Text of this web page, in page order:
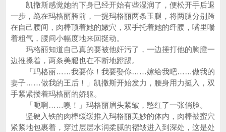
凯撒斯感觉她的下身已经开始有些湿润了，便松开手后退
一步，跪在玛格丽胯前，一提玛格丽两条玉腿，将两腿分别跨
在自己腰间，肉棒顶着她的嫩穴，双手托着她的纤腰，嘴里喘
着粗气，腰间小幅度地来回挺动。
玛格丽知道自己真的要被他奸污了，一边捶打他的胸膛一
边推搡着，两条美腿也在不断地蹬踢。
「玛格丽……我要你！我要娶你……嫁给我吧……做我的
妻子……做我的王后！」凯撒斯开始发力，腰身用力挺入，双
手紧紧搂着玛格丽的娇躯。
「呃啊……噢！」玛格丽眉头紧皱，憋红了一张俏脸。
坚硬入铁的肉棒缓缓推入玛格丽美妙的体内，肉棒被蜜穴
紧紧地包裹着，穿过层层水润柔腻的褶皱进入到深处，这是处